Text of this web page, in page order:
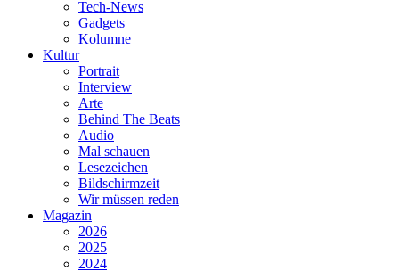
Tech-News
Gadgets
Kolumne
Kultur
Portrait
Interview
Arte
Behind The Beats
Audio
Mal schauen
Lesezeichen
Bildschirmzeit
Wir müssen reden
Magazin
2026
2025
2024